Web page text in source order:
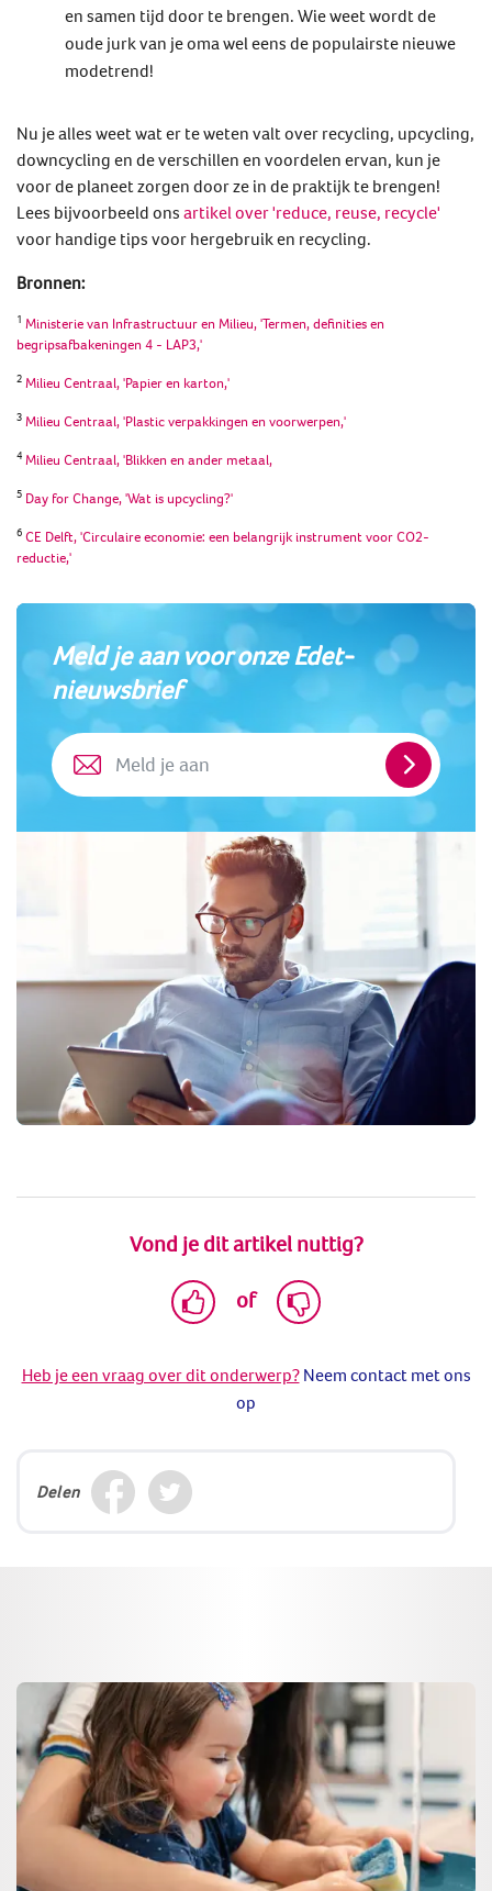
Meld je aan voor onze Edet-
nieuwsbrief
Meld
je
aan
en samen tijd door te brengen. Wie weet wordt de
oude jurk van je oma wel eens de populairste nieuwe
modetrend!
Nu je alles weet wat er te weten valt over recycling, upcycling,
downcycling en de verschillen en voordelen ervan, kun je
voor de planeet zorgen door ze in de praktijk te brengen!
Lees bijvoorbeeld ons artikel over 'reduce, reuse, recycle'
voor handige tips voor hergebruik en recycling.
Bronnen:
1 Ministerie van Infrastructuur en Milieu, 'Termen, definities en
begripsafbakeningen 4 - LAP3,'
2 Milieu Centraal, 'Papier en karton,'
3 Milieu Centraal, 'Plastic verpakkingen en voorwerpen,'
4 Milieu Centraal, 'Blikken en ander metaal,
5 Day for Change, 'Wat is upcycling?'
6 CE Delft, 'Circulaire economie: een belangrijk instrument voor CO2-
reductie,'
Vond je dit artikel nuttig?
of
Heb je een vraag over dit onderwerp?Neem contact met ons
op
Delen